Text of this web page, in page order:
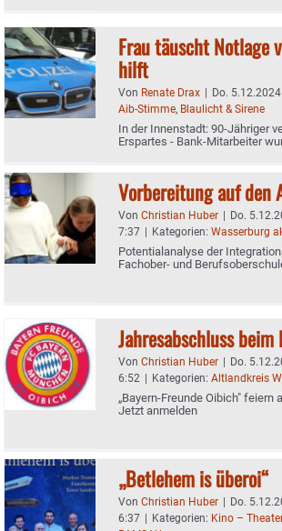
Frau täuscht Notlage
hilft
Von Renate Drax | Do.
Aib-Stimme, Blaulicht & Sirene
In der Innenstadt: 90-Jähriger
Erspartes - Bank-Mitarbeiter
Vorbereitung auf den
Von Christian Huber | Do.
7:37 | Kategorien: Wasserburg
Potentialanalyse der
Fachober- und
Jahresabschluss beim
Von Christian Huber | Do.
6:52 | Kategorien: Altlandkreis
„Bayern-Freunde Oibich" feiern
Jetzt anmelden
„Betlehem is überoi“
Von Christian Huber | Do.
6:37 | Kategorien: Kino –